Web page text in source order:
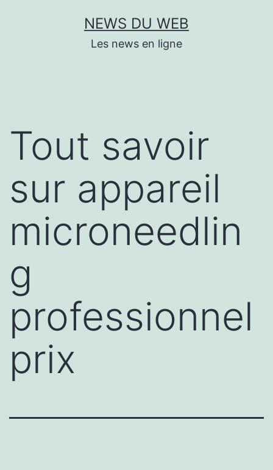
NEWS DU WEB
Les news en ligne
Tout savoir
sur appareil
microneedlin
g
professionnel
prix